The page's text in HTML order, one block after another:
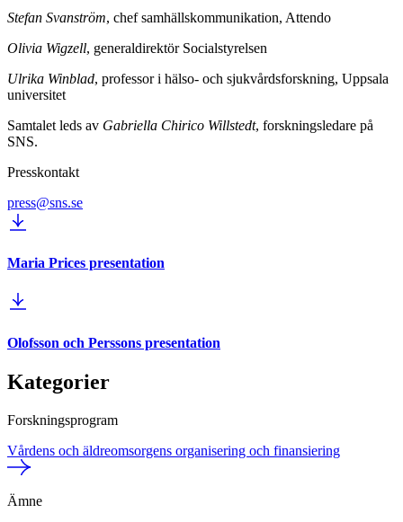
Stefan Svanström, chef samhällskommunikation, Attendo
Olivia Wigzell, generaldirektör Socialstyrelsen
Ulrika Winblad, professor i hälso- och sjukvårdsforskning, Uppsala
universitet
Samtalet leds av Gabriella Chirico Willstedt, forskningsledare på
SNS.
Presskontakt
press@sns.se
Maria Prices presentation
Olofsson och Perssons presentation
Kategorier
Forskningsprogram
Vårdens och äldreomsorgens organisering och finansiering
Ämne